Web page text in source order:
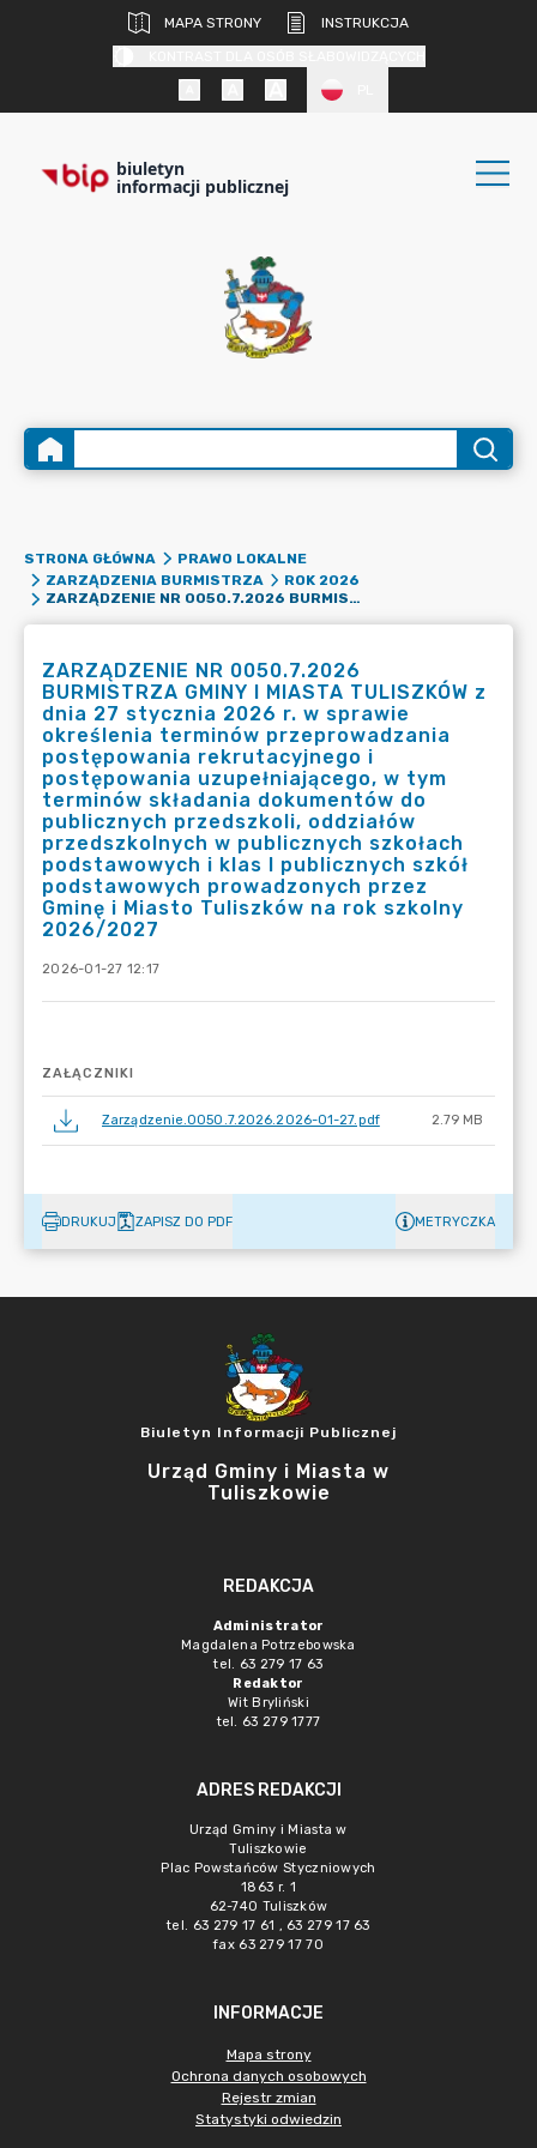
MAPA STRONY
INSTRUKCJA
biuletyn
informacji publicznej
STRONA GŁÓWNA
PRAWO LOKALNE
ZARZĄDZENIA BURMISTRZA
ROK 2026
ZARZĄDZENIE NR 0050.7.2026 BURMISTRZA GMINY I MIASTA TULISZKÓW Z DNIA 27 STYCZNIA 2026 R. W SPRAWIE OKREŚLENIA TERMINÓW PRZEPROWADZANIA POSTĘPOWANIA REKRUTACYJNEGO I POSTĘPOWANIA UZUPEŁNIAJĄCEGO, W TYM TERMINÓW SKŁADANIA DOKUMENTÓW DO PUBLICZNYCH PRZEDSZKOLI, ODDZIAŁÓW PRZEDSZKOLNYCH W PUBLICZNYCH SZKOŁACH PODSTAWOWYCH I KLAS I PUBLICZNYCH SZKÓŁ PODSTAWOWYCH PROWADZONYCH PRZEZ GMINĘ I MIASTO TULISZKÓW NA ROK SZKOLNY 2026/2027
ZARZĄDZENIE NR 0050.7.2026
BURMISTRZA GMINY I MIASTA TULISZKÓW z
dnia 27 stycznia 2026 r. w sprawie
określenia terminów przeprowadzania
postępowania rekrutacyjnego i
postępowania uzupełniającego, w tym
terminów składania dokumentów do
publicznych przedszkoli, oddziałów
przedszkolnych w publicznych szkołach
podstawowych i klas I publicznych szkół
podstawowych prowadzonych przez
Gminę i Miasto Tuliszków na rok szkolny
2026/2027
2026-01-27 12:17
ZAŁĄCZNIKI
Zarządzenie.0050.7.2026.2026-01-27.pdf 2.79 MB
DRUKUJ ZAPISZ DO PDF METRYCZKA
Biuletyn Informacji Publicznej
Urząd Gminy i Miasta w
Tuliszkowie
REDAKCJA
Administrator
Magdalena Potrzebowska
tel. 63 279 17 63
Redaktor
Wit Bryliński
tel. 63 279 1777
ADRES REDAKCJI
Urząd Gminy i Miasta w
Tuliszkowie
Plac Powstańców Styczniowych
1863 r. 1
62-740 Tuliszków
tel. 63 279 17 61 , 63 279 17 63
fax 63 279 17 70
INFORMACJE
Mapa strony
Ochrona danych osobowych
Rejestr zmian
Statystyki odwiedzin